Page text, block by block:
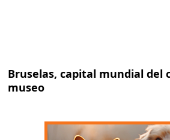
Bruselas, capital mundial del
museo